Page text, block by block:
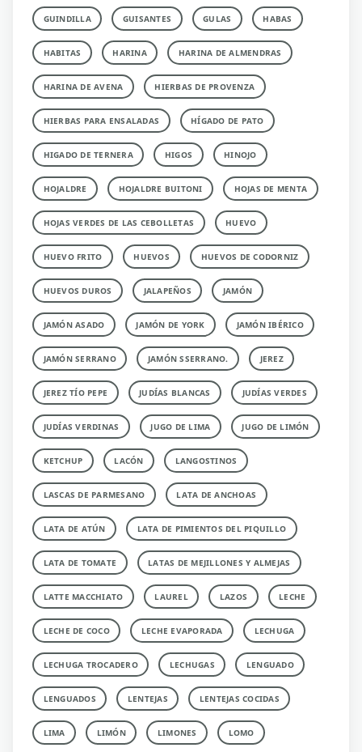
GUINDILLA GUISANTES GULAS HABAS
HABITAS HARINA HARINA DE ALMENDRAS
HARINA DE AVENA HIERBAS DE PROVENZA
HIERBAS PARA ENSALADAS HÍGADO DE PATO
HIGADO DE TERNERA HIGOS HINOJO
HOJALDRE HOJALDRE BUITONI HOJAS DE MENTA
HOJAS VERDES DE LAS CEBOLLETAS HUEVO
HUEVO FRITO HUEVOS HUEVOS DE CODORNIZ
HUEVOS DUROS JALAPEÑOS JAMÓN
JAMÓN ASADO JAMÓN DE YORK JAMÓN IBÉRICO
JAMÓN SERRANO JAMÓN SSERRANO. JEREZ
JEREZ TÍO PEPE JUDÍAS BLANCAS JUDÍAS VERDES
JUDÍAS VERDINAS JUGO DE LIMA JUGO DE LIMÓN
KETCHUP LACÓN LANGOSTINOS
LASCAS DE PARMESANO LATA DE ANCHOAS
LATA DE ATÚN LATA DE PIMIENTOS DEL PIQUILLO
LATA DE TOMATE LATAS DE MEJILLONES Y ALMEJAS
LATTE MACCHIATO LAUREL LAZOS LECHE
LECHE DE COCO LECHE EVAPORADA LECHUGA
LECHUGA TROCADERO LECHUGAS LENGUADO
LENGUADOS LENTEJAS LENTEJAS COCIDAS
LIMA LIMÓN LIMONES LOMO